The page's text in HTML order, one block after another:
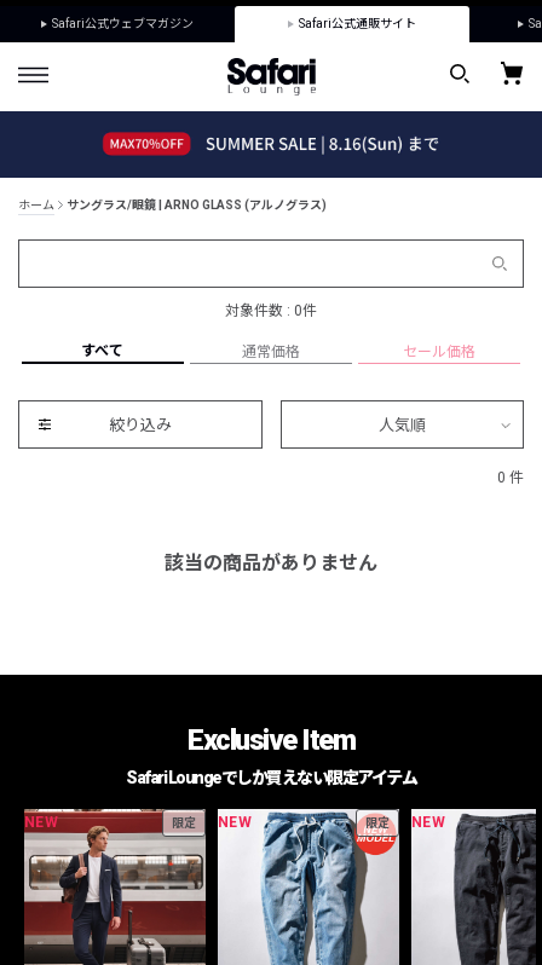
Safari公式ウェブマガジン Safari公式通販サイト
ホーム サングラス/眼鏡 | ARNO GLASS (アルノグラス)
対象件数 : 0件
すべて 通常価格 セール価格
絞り込み 人気順
0 件
該当の商品がありません
Exclusive Item
Safari Loungeでしか買えない限定アイテム
NEW 限定 NEW 限定 NEW